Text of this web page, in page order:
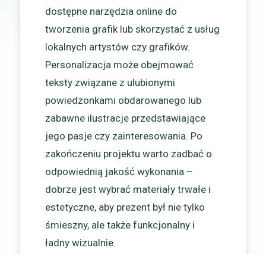
dostępne narzędzia online do
tworzenia grafik lub skorzystać z usług
lokalnych artystów czy grafików.
Personalizacja może obejmować
teksty związane z ulubionymi
powiedzonkami obdarowanego lub
zabawne ilustracje przedstawiające
jego pasje czy zainteresowania. Po
zakończeniu projektu warto zadbać o
odpowiednią jakość wykonania –
dobrze jest wybrać materiały trwałe i
estetyczne, aby prezent był nie tylko
śmieszny, ale także funkcjonalny i
ładny wizualnie.